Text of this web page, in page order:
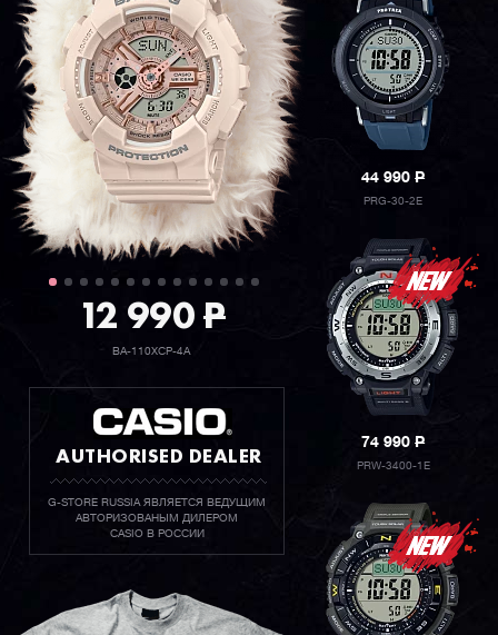
12 990P
BA-110XCP-4A
AUTHORISED DEALER
G-STORE RUSSIA ЯВЛЯЕТСЯ ВЕДУЩИМ
АВТОРИЗОВАНЫМ ДИЛЕРОМ
CASIO В РОССИИ
44 990P
PRG-30-2E
74 990P
PRW-3400-1E